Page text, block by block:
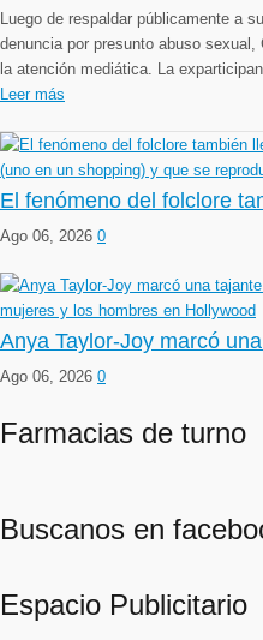
Luego de respaldar públicamente a
denuncia por presunto abuso
la atención mediática. La
Leer más
El fenómeno del folclore
Ago 06, 2026 0
Anya Taylor-Joy marcó
Ago 06, 2026 0
Farmacias de turno
Buscanos en
Espacio Publicitario